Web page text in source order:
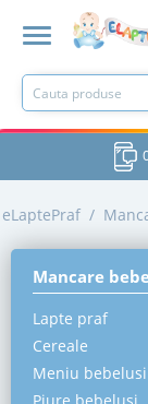
eLaptePraf /
Mancare
Lapte praf
Cereale
Meniu bebelusi